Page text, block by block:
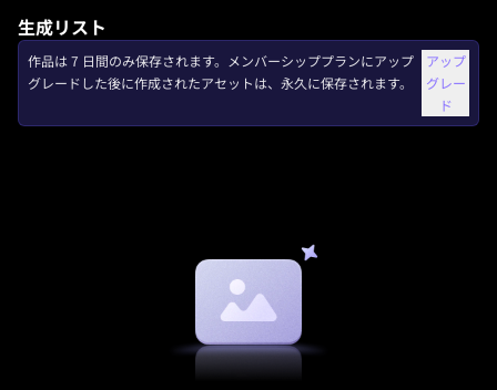
生成リスト
作品は 7 日間のみ保存されます。メンバーシッププランにアップ
グレードした後に作成されたアセットは、永久に保存されます。
アップ
グレー
ド